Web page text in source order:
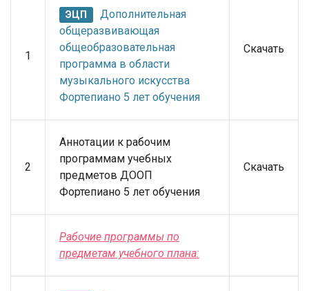
1
ЭЦП
Дополнительная
общеразвивающая
общеобразовательная
программа в области
музыкального искусства
Фортепиано 5 лет обучения
Скачать
2
Аннотации к рабочим
программам учебных
предметов ДООП
Фортепиано 5 лет обучения
Скачать
Рабочие программы по
предметам учебного плана: